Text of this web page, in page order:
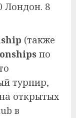
Лондон. 8
(также
по
турнир,
открытых
в